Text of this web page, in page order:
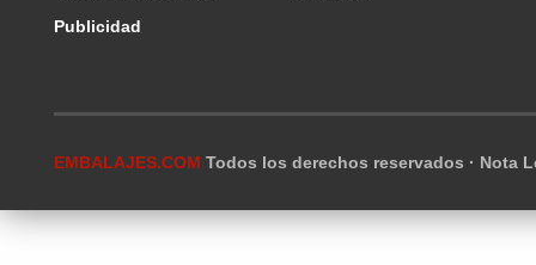
Publicidad
EMBALAJES.COM Todos los derechos reservados · Nota